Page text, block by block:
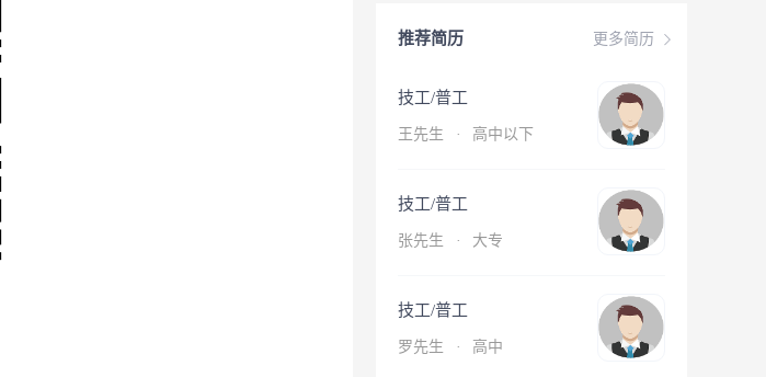
更多简历
推荐简历
技工/普工
王先生 · 高中以下
技工/普工
张先生 · 大专
技工/普工
罗先生 · 高中